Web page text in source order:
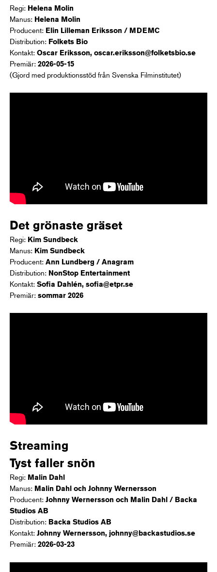
Regi: Helena Molin
Manus: Helena Molin
Producent: Elin Lilleman Eriksson / MDEMC
Distribution: Folkets Bio
Kontakt: Oscar Eriksson, oscar.eriksson@folketsbio.se
Premiär: 2026-05-15
(Gjord med produktionsstöd från Svenska Filminstitutet)
Det grönaste gräset
Regi: Kim Sundbeck
Manus: Kim Sundbeck
Producent: Ann Lundberg / Anagram
Distribution: NonStop Entertainment
Kontakt: Sofia Dahlén, sofia@etpr.se
Premiär: sommar 2026
Streaming
Tyst faller snön
Regi: Malin Dahl
Manus: Malin Dahl och Johnny Wernersson
Producent: Johnny Wernersson och Malin Dahl / Backa
Studios AB
Distribution: Backa Studios AB
Kontakt: Johnny Wernersson, johnny@backastudios.se
Premiär: 2026-03-23